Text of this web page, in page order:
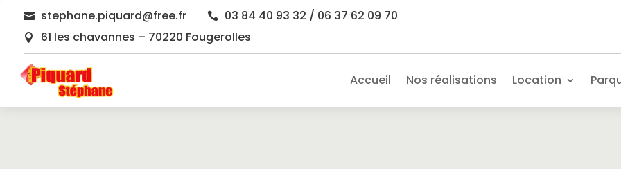
 stephane.piquard@free.fr  03 84 40 93 32 / 06 37 62 09 70
 61 les chavannes – 70220 Fougerolles
Accueil Nos réalisations Location